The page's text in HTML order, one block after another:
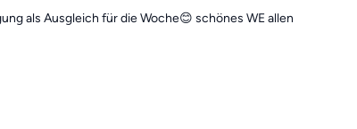
als Ausgleich für die Woche😊 schönes WE allen